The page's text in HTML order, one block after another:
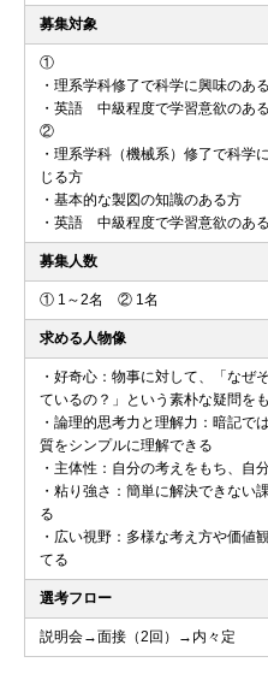
募集対象
①
・理系学科修了で科学に興味のあ
・英語 中級程度で学習意欲のあ
②
・理系学科（機械系）修了で科学
じる方
・基本的な製図の知識のある方
・英語 中級程度で学習意欲のあ
募集人数
① 1～2名 ② 1名
求める人物像
・好奇心：物事に対して、「なぜ
ているの？」という素朴な疑問を
・論理的思考力と理解力：暗記で
質をシンプルに理解できる
・主体性：自分の考えをもち、自
・粘り強さ：簡単に解決できない
る
・広い視野：多様な考え方や価値
てる
選考フロー
説明会→面接（2回）→内々定